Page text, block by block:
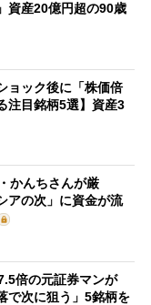
資産20億円超の90歳
ョック後に「株価倍
注目銘柄5選】資産3
かんちさんが厳
アの次」に資金が流
倍の元証券マンが
で次に狙う」5銘柄を